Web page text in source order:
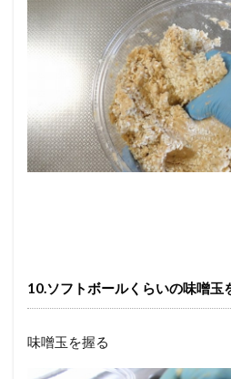
10.ソフトボールくらいの味噌玉
味噌玉を握る